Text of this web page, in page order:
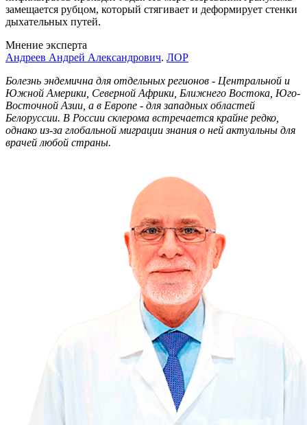
замещается рубцом, который стягивает и деформирует стенки
дыхательных путей.
Мнение эксперта
Андреев Андрей Александрович. ЛОР
Болезнь эндемична для отдельных регионов - Центральной и
Южной Америки, Северной Африки, Ближнего Востока, Юго-
Восточной Азии, а в Европе - для западных областей
Белоруссии. В России склерома встречается крайне редко,
однако из-за глобальной миграции знания о ней актуальны для
врачей любой страны.